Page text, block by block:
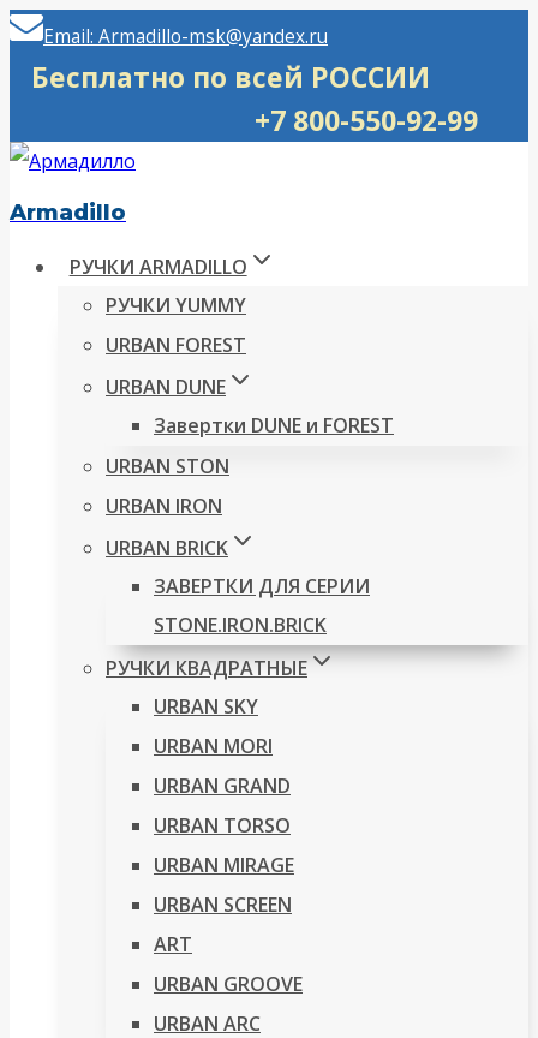
Перейти
Email: Armadillo-msk@yandex.ru
Бесплатно по всей РОССИИ
+7 800-550-92-99
Armadillo
РУЧКИ ARMADILLO
РУЧКИ YUMMY
URBAN FOREST
URBAN DUNE
Завертки DUNE и FOREST
URBAN STON
URBAN IRON
URBAN BRICK
ЗАВЕРТКИ ДЛЯ СЕРИИ
STONE.IRON.BRICK
РУЧКИ КВАДРАТНЫЕ
URBAN SKY
URBAN MORI
URBAN GRAND
URBAN TORSO
URBAN MIRAGE
URBAN SCREEN
ART
URBAN GROOVE
URBAN ARC